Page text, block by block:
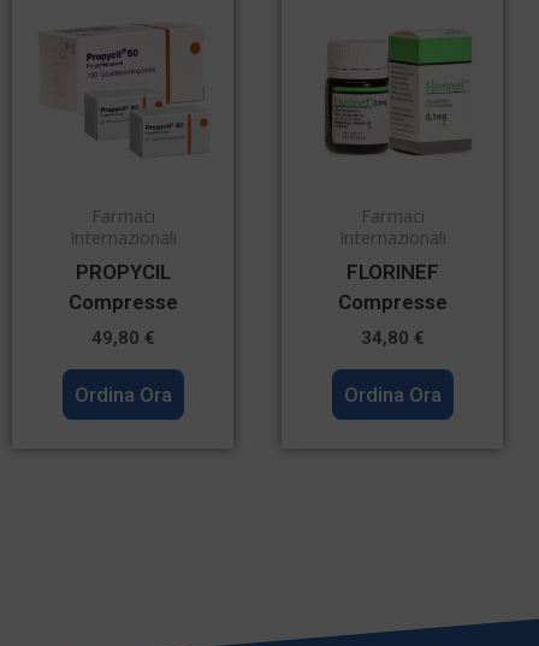
Farmaci
Internazionali
PROPYCIL
Compresse
49,80 €
Ordina Ora
Farmaci
Internazionali
FLORINEF
Compresse
34,80 €
Ordina Ora